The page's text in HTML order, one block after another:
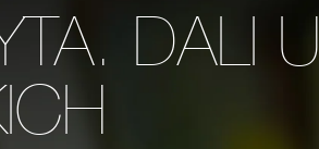
DALI U